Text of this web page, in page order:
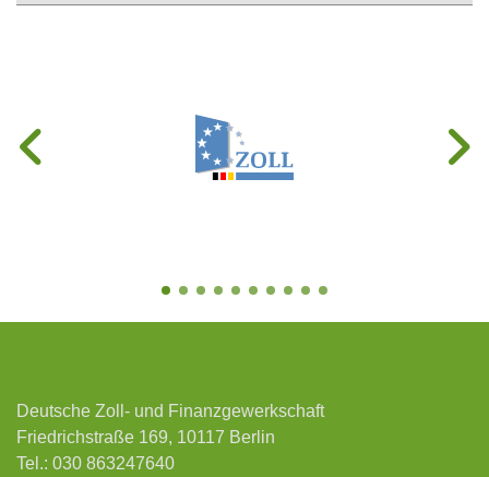
Deutsche Zoll- und Finanzgewerkschaft
Friedrichstraße 169, 10117 Berlin
Tel.: 030 863247640